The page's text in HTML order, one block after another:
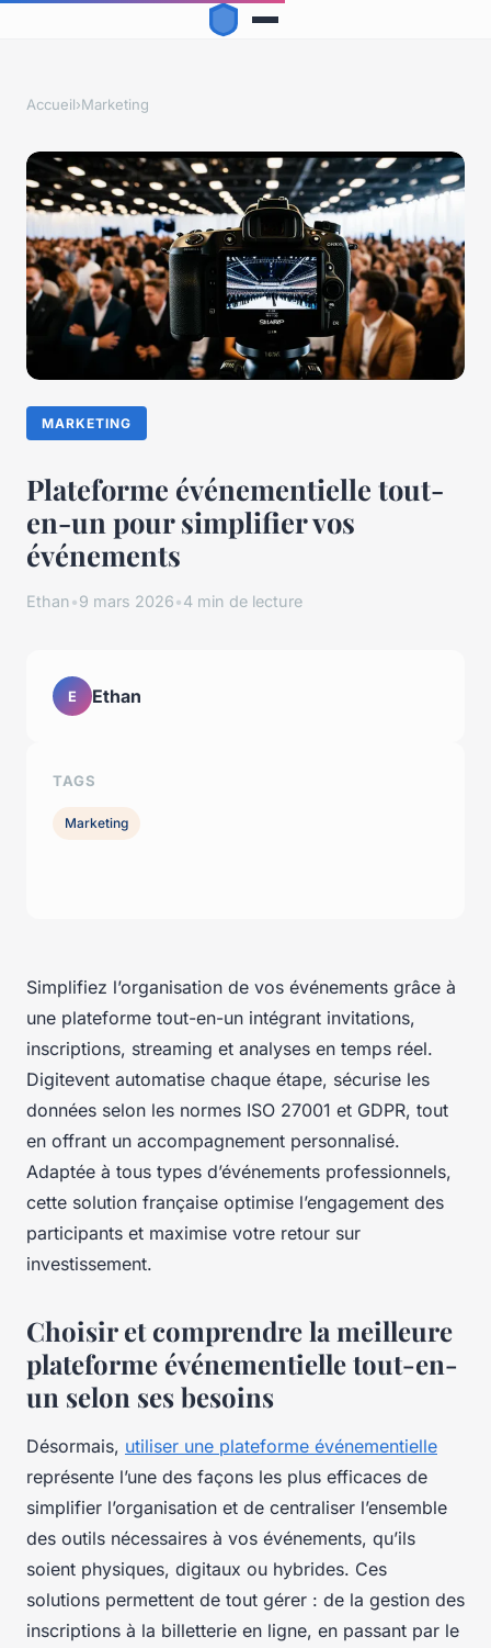
Accueil›Marketing
MARKETING
Plateforme événementielle tout-
en-un pour simplifier vos
événements
Ethan•9 mars 2026•4 min de lecture
Simplifiez l’organisation de vos événements grâce à
une plateforme tout-en-un intégrant invitations,
inscriptions, streaming et analyses en temps réel.
Digitevent automatise chaque étape, sécurise les
données selon les normes ISO 27001 et GDPR, tout
en offrant un accompagnement personnalisé.
Adaptée à tous types d’événements professionnels,
cette solution française optimise l’engagement des
participants et maximise votre retour sur
investissement.
Choisir et comprendre la meilleure
plateforme événementielle tout-en-
un selon ses besoins
Désormais, utiliser une plateforme événementielle
représente l’une des façons les plus efficaces de
simplifier l’organisation et de centraliser l’ensemble
des outils nécessaires à vos événements, qu’ils
soient physiques, digitaux ou hybrides. Ces
solutions permettent de tout gérer : de la gestion des
inscriptions à la billetterie en ligne, en passant par le
E Ethan
TAGS
Marketing